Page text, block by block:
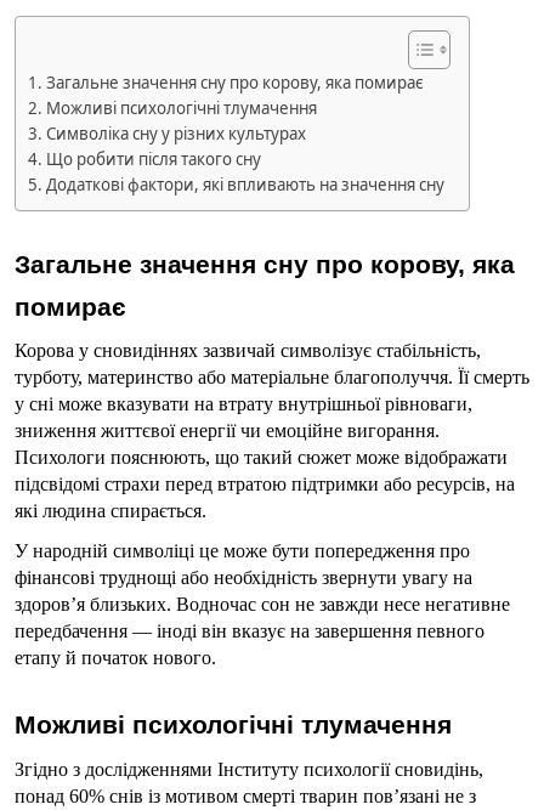
Загальне значення сну про корову, яка помирає
Можливі психологічні тлумачення
Символіка сну у різних культурах
Що робити після такого сну
Додаткові фактори, які впливають на значення сну
Загальне значення сну про корову, яка
помирає
Корова у сновидіннях зазвичай символізує стабільність,
турботу, материнство або матеріальне благополуччя. Її смерть
у сні може вказувати на втрату внутрішньої рівноваги,
зниження життєвої енергії чи емоційне вигорання.
Психологи пояснюють, що такий сюжет може відображати
підсвідомі страхи перед втратою підтримки або ресурсів, на
які людина спирається.
У народній символіці це може бути попередження про
фінансові труднощі або необхідність звернути увагу на
здоров’я близьких. Водночас сон не завжди несе негативне
передбачення — іноді він вказує на завершення певного
етапу й початок нового.
Можливі психологічні тлумачення
Згідно з дослідженнями Інституту психології сновидінь,
понад 60% снів із мотивом смерті тварин пов’язані не з